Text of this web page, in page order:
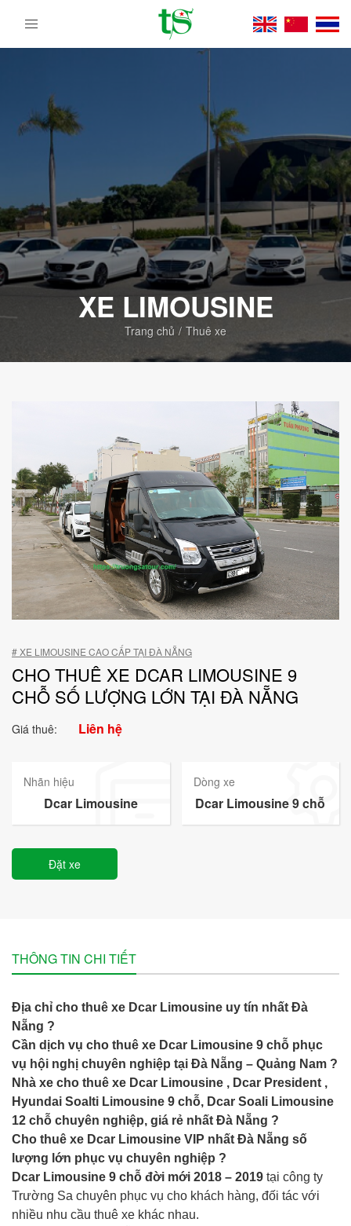
Tour
Nam
|
Trường
Sa
Tourist
DMC
XE LIMOUSINE
Trang chủ Thuê xe
# XE LIMOUSINE CAO CẤP TẠI ĐÀ NẴNG
​CHO THUÊ XE DCAR LIMOUSINE 9
CHỖ SỐ LƯỢNG LỚN TẠI ĐÀ NẴNG
Giá thuê: Liên hệ
Nhãn hiệu
Dcar Limousine
Dòng xe
Dcar Limousine 9 chỗ
Đặt xe
THÔNG TIN CHI TIẾT
Địa chỉ cho thuê xe Dcar Limousine uy tín nhất Đà
Nẵng ?
Cần dịch vụ cho thuê xe Dcar Limousine 9 chỗ phục
vụ hội nghị chuyên nghiệp tại Đà Nẵng – Quảng Nam ?
Nhà xe cho thuê xe Dcar Limousine , Dcar President ,
Hyundai Soalti Limousine 9 chỗ, Dcar Soali Limousine
12 chỗ chuyên nghiệp, giá rẻ nhất Đà Nẵng ?
Cho thuê xe Dcar Limousine VIP nhất Đà Nẵng số
lượng lớn phục vụ chuyên nghiệp ?
Dcar Limousine 9 chỗ đời mới 2018 – 2019 tại công ty
Trường Sa chuyên phục vụ cho khách hàng, đối tác với
nhiều nhu cầu thuê xe khác nhau.